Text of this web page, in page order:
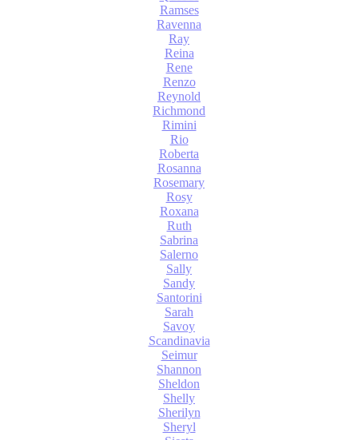
Ramses
Ravenna
Ray
Reina
Rene
Renzo
Reynold
Richmond
Rimini
Rio
Roberta
Rosanna
Rosemary
Rosy
Roxana
Ruth
Sabrina
Salerno
Sally
Sandy
Santorini
Sarah
Savoy
Scandinavia
Seimur
Shannon
Sheldon
Shelly
Sherilyn
Sheryl